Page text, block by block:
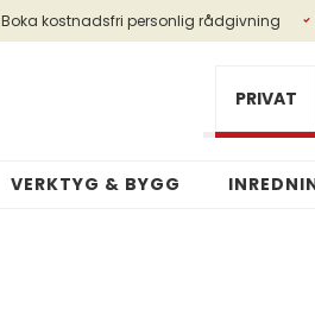
Boka kostnadsfri personlig rådgivning
VERKTYG & BYGG
PRIVAT